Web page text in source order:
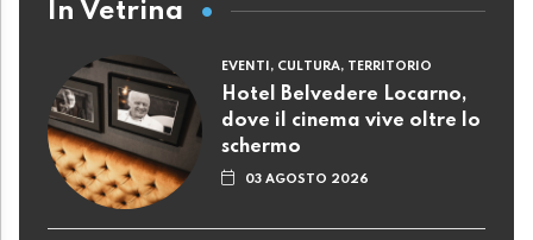
In Vetrina
EVENTI, CULTURA, TERRITORIO
Hotel Belvedere Locarno,
dove il cinema vive oltre lo
schermo
03 AGOSTO 2026